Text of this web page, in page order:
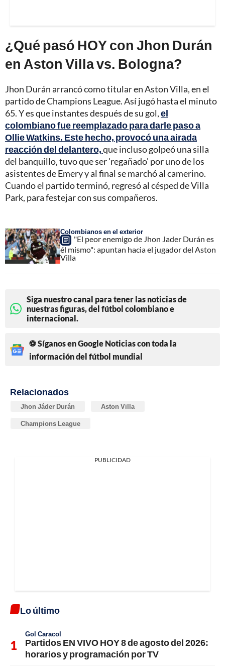
¿Qué pasó HOY con Jhon Durán
en Aston Villa vs. Bologna?
Jhon Durán arrancó como titular en Aston Villa, en el
partido de Champions League. Así jugó hasta el minuto
65. Y es que instantes después de su gol,el
colombiano fue reemplazado para darle paso a
Ollie Watkins. Este hecho, provocó una airada
reacción del delantero,que incluso golpeó una silla
del banquillo, tuvo que ser 'regañado' por uno de los
asistentes de Emery y al final se marchó al camerino.
Cuando el partido terminó, regresó al césped de Villa
Park, para festejar con sus compañeros.
Colombianos en el exterior
"El peor enemigo de Jhon Jader Durán es
él mismo": apuntan hacia el jugador del Aston
Villa
Siga nuestro canal para tener las noticias de
nuestras figuras, del fútbol colombiano e
internacional.
⚽ Síganos en Google Noticias con toda la
información del fútbol mundial
Relacionados
Jhon Jáder Durán Aston Villa
Champions League
PUBLICIDAD
Lo último
Gol Caracol
Partidos EN VIVO HOY 8 de agosto del 2026:
horarios y programación por TV